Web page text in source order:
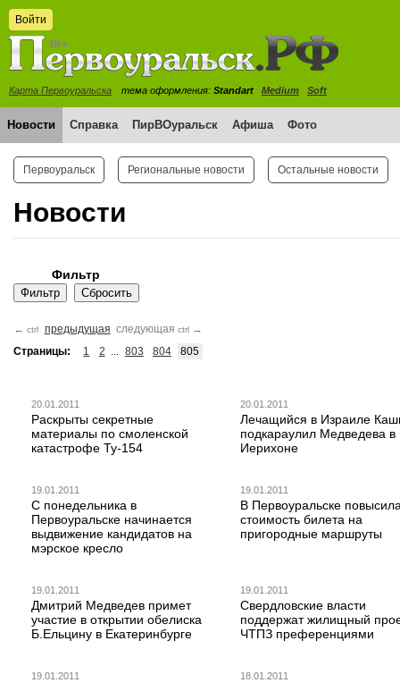
Войти
Карта Первоуральска тема оформления: Standart Medium Soft
Новости Справка ПирВОуральск Афиша Фото
Первоуральск Региональные новости Остальные новости
Новости
Фильтр
← ctrl предыдущая следующая ctrl →
Страницы:
1 2 ... 803 804 805
20.01.2011
Раскрыты секретные
материалы по смоленской
катастрофе Ту-154
20.01.2011
Лечащийся в Израиле
подкараулил Медведева в
Иерихоне
19.01.2011
С понедельника в
Первоуральске начинается
выдвижение кандидатов на
мэрское кресло
19.01.2011
В Первоуральске
стоимость билета на
пригородные маршруты
19.01.2011
Дмитрий Медведев примет
участие в открытии обелиска
Б.Ельцину в Екатеринбурге
19.01.2011
Свердловские власти
поддержат жилищный
ЧТПЗ преференциями
19.01.2011 18.01.2011